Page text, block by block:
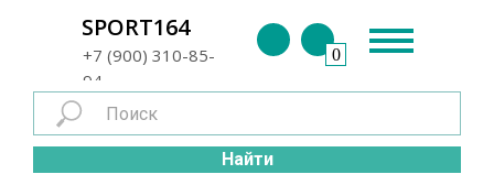
+7 (900) 310-85-
94
SPORT164
0
Найти